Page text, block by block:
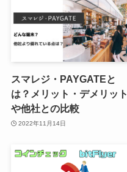
スマレジ・PAYGATEと
は？メリット・デメリット
や他社との比較
2022年11月14日